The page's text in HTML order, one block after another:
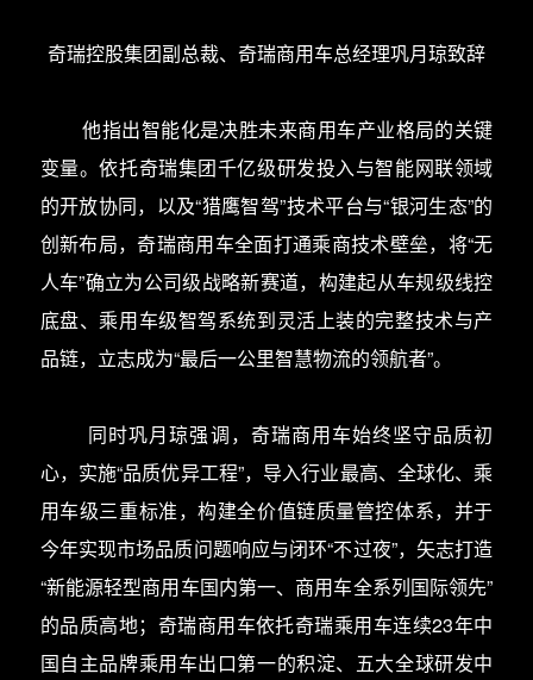
奇瑞控股集团副总裁、奇瑞商用车总经理巩月琼致辞
他指出智能化是决胜未来商用车产业格局的关键
变量。依托奇瑞集团千亿级研发投入与智能网联领域
的开放协同，以及“猎鹰智驾”技术平台与“银河生态”的
创新布局，奇瑞商用车全面打通乘商技术壁垒，将“无
人车”确立为公司级战略新赛道，构建起从车规级线控
底盘、乘用车级智驾系统到灵活上装的完整技术与产
品链，立志成为“最后一公里智慧物流的领航者”。
同时巩月琼强调，奇瑞商用车始终坚守品质初
心，实施“品质优异工程”，导入行业最高、全球化、乘
用车级三重标准，构建全价值链质量管控体系，并于
今年实现市场品质问题响应与闭环“不过夜”，矢志打造
“新能源轻型商用车国内第一、商用车全系列国际领先”
的品质高地；奇瑞商用车依托奇瑞乘用车连续23年中
国自主品牌乘用车出口第一的积淀、五大全球研发中